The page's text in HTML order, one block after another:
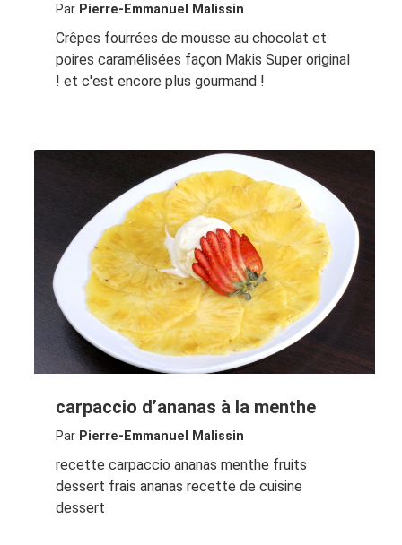
Par Pierre-Emmanuel Malissin
Crêpes fourrées de mousse au chocolat et
poires caramélisées façon Makis Super original
! et c'est encore plus gourmand !
carpaccio d’ananas à la menthe
Par Pierre-Emmanuel Malissin
recette carpaccio ananas menthe fruits
dessert frais ananas recette de cuisine
dessert